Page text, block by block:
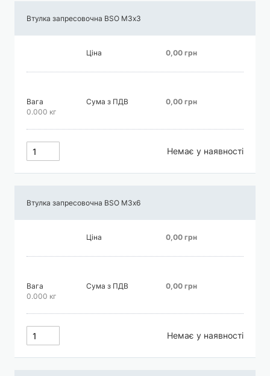
Втулка запресовочна BSO М3х3
Ціна 0,00 грн
Вага
0.000 кг
Сума з ПДВ 0,00 грн
Немає у наявності
Втулка запресовочна BSO М3х6
Ціна 0,00 грн
Вага
0.000 кг
Сума з ПДВ 0,00 грн
Немає у наявності